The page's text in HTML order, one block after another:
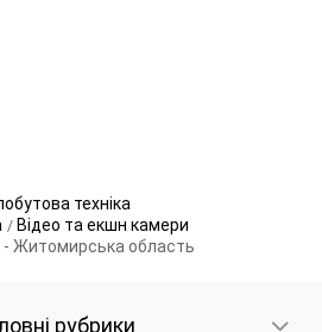
техніка
Відео та екшн камери
- Житомирська область
рубрики